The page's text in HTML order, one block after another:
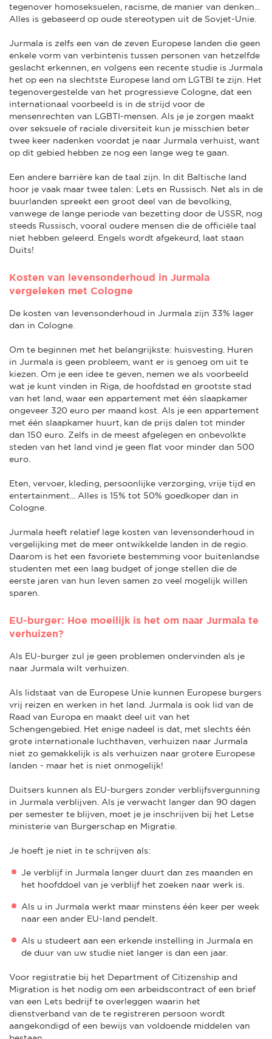
tegenover homoseksuelen, racisme, de manier van denken...
Alles is gebaseerd op oude stereotypen uit de Sovjet-Unie.
Jurmala is zelfs een van de zeven Europese landen die geen
enkele vorm van verbintenis tussen personen van hetzelfde
geslacht erkennen, en volgens een recente studie is Jurmala
het op een na slechtste Europese land om LGTBI te zijn. Het
tegenovergestelde van het progressieve Cologne, dat een
internationaal voorbeeld is in de strijd voor de
mensenrechten van LGBTI-mensen. Als je je zorgen maakt
over seksuele of raciale diversiteit kun je misschien beter
twee keer nadenken voordat je naar Jurmala verhuist, want
op dit gebied hebben ze nog een lange weg te gaan.
Een andere barrière kan de taal zijn. In dit Baltische land
hoor je vaak maar twee talen: Lets en Russisch. Net als in de
buurlanden spreekt een groot deel van de bevolking,
vanwege de lange periode van bezetting door de USSR, nog
steeds Russisch, vooral oudere mensen die de officiële taal
niet hebben geleerd. Engels wordt afgekeurd, laat staan
Duits!
Kosten van levensonderhoud in Jurmala
vergeleken met Cologne
De kosten van levensonderhoud in Jurmala zijn 33% lager
dan in Cologne.
Om te beginnen met het belangrijkste: huisvesting. Huren
in Jurmala is geen probleem, want er is genoeg om uit te
kiezen. Om je een idee te geven, nemen we als voorbeeld
wat je kunt vinden in Riga, de hoofdstad en grootste stad
van het land, waar een appartement met één slaapkamer
ongeveer 320 euro per maand kost. Als je een appartement
met één slaapkamer huurt, kan de prijs dalen tot minder
dan 150 euro. Zelfs in de meest afgelegen en onbevolkte
steden van het land vind je geen flat voor minder dan 500
euro.
Eten, vervoer, kleding, persoonlijke verzorging, vrije tijd en
entertainment... Alles is 15% tot 50% goedkoper dan in
Cologne.
Jurmala heeft relatief lage kosten van levensonderhoud in
vergelijking met de meer ontwikkelde landen in de regio.
Daarom is het een favoriete bestemming voor buitenlandse
studenten met een laag budget of jonge stellen die de
eerste jaren van hun leven samen zo veel mogelijk willen
sparen.
EU-burger: Hoe moeilijk is het om naar Jurmala te
verhuizen?
Als EU-burger zul je geen problemen ondervinden als je
naar Jurmala wilt verhuizen.
Als lidstaat van de Europese Unie kunnen Europese burgers
vrij reizen en werken in het land. Jurmala is ook lid van de
Raad van Europa en maakt deel uit van het
Schengengebied. Het enige nadeel is dat, met slechts één
grote internationale luchthaven, verhuizen naar Jurmala
niet zo gemakkelijk is als verhuizen naar grotere Europese
landen - maar het is niet onmogelijk!
Duitsers kunnen als EU-burgers zonder verblijfsvergunning
in Jurmala verblijven. Als je verwacht langer dan 90 dagen
per semester te blijven, moet je je inschrijven bij het Letse
ministerie van Burgerschap en Migratie.
Je hoeft je niet in te schrijven als:
Je verblijf in Jurmala langer duurt dan zes maanden en
het hoofddoel van je verblijf het zoeken naar werk is.
Als u in Jurmala werkt maar minstens één keer per week
naar een ander EU-land pendelt.
Als u studeert aan een erkende instelling in Jurmala en
de duur van uw studie niet langer is dan een jaar.
Voor registratie bij het Department of Citizenship and
Migration is het nodig om een arbeidscontract of een brief
van een Lets bedrijf te overleggen waarin het
dienstverband van de te registreren persoon wordt
aangekondigd of een bewijs van voldoende middelen van